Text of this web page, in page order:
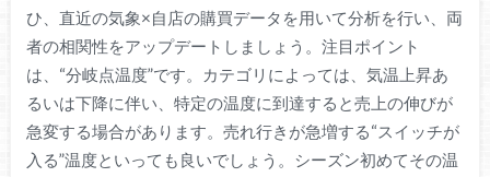
ひ、直近の気象×自店の購買データを用いて分析を行い、両
者の相関性をアップデートしましょう。注目ポイント
は、“分岐点温度”です。カテゴリによっては、気温上昇あ
るいは下降に伴い、特定の温度に到達すると売上の伸びが
急変する場合があります。売れ行きが急増する“スイッチが
入る”温度といっても良いでしょう。シーズン初めてその温